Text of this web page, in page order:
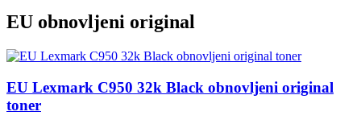
EU obnovljeni original
EU Lexmark C950 32k Black obnovljeni original
toner